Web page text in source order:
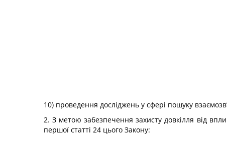
10) проведення досліджень у сфері пошуку
2. З метою забезпечення захисту довкілля від
першої статті 24 цього Закону: